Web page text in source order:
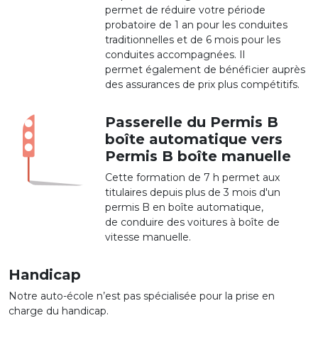
permet de réduire votre période
probatoire de 1 an pour les conduites
traditionnelles et de 6 mois pour les
conduites accompagnées. Il
permet également de bénéficier auprès
des assurances de prix plus compétitifs.
Passerelle du Permis B
boîte automatique vers
Permis B boîte manuelle
Cette formation de 7 h permet aux
titulaires depuis plus de 3 mois d'un
permis B en boîte automatique,
de conduire des voitures à boîte de
vitesse manuelle.
Handicap
Notre auto-école n’est pas spécialisée pour la prise en
charge du handicap.